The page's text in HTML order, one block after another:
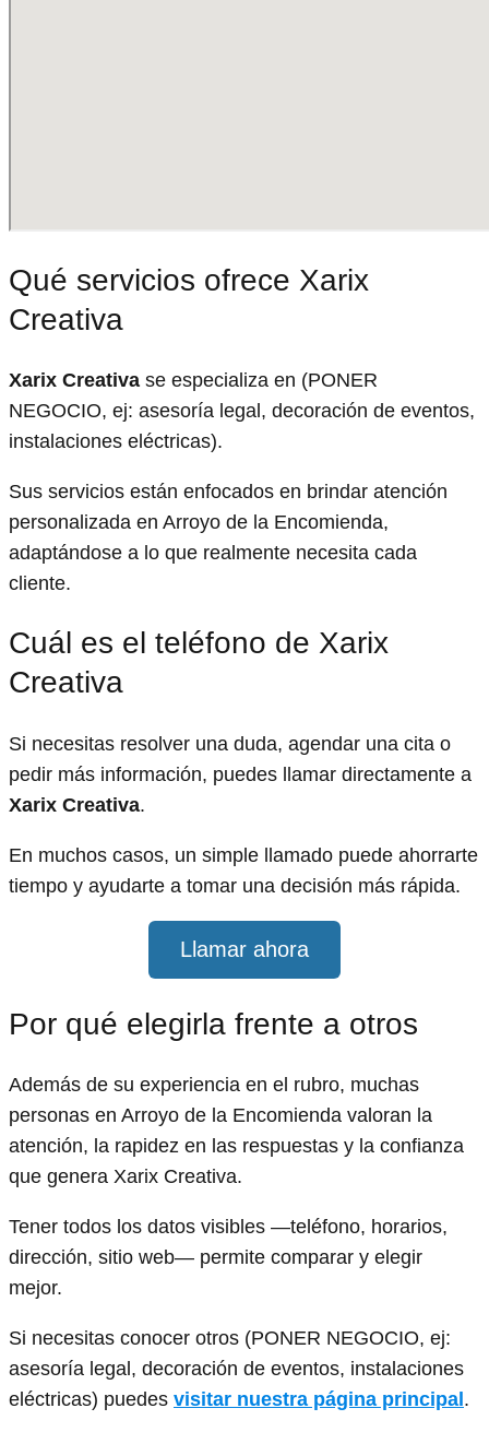
Qué servicios ofrece Xarix
Creativa
Xarix Creativa se especializa en (PONER
NEGOCIO, ej: asesoría legal, decoración de eventos,
instalaciones eléctricas).
Sus servicios están enfocados en brindar atención
personalizada en Arroyo de la Encomienda,
adaptándose a lo que realmente necesita cada
cliente.
Cuál es el teléfono de Xarix
Creativa
Si necesitas resolver una duda, agendar una cita o
pedir más información, puedes llamar directamente a
Xarix Creativa.
En muchos casos, un simple llamado puede ahorrarte
tiempo y ayudarte a tomar una decisión más rápida.
Llamar ahora
Por qué elegirla frente a otros
Además de su experiencia en el rubro, muchas
personas en Arroyo de la Encomienda valoran la
atención, la rapidez en las respuestas y la confianza
que genera Xarix Creativa.
Tener todos los datos visibles —teléfono, horarios,
dirección, sitio web— permite comparar y elegir
mejor.
Si necesitas conocer otros (PONER NEGOCIO, ej:
asesoría legal, decoración de eventos, instalaciones
eléctricas) puedes visitar nuestra página principal.